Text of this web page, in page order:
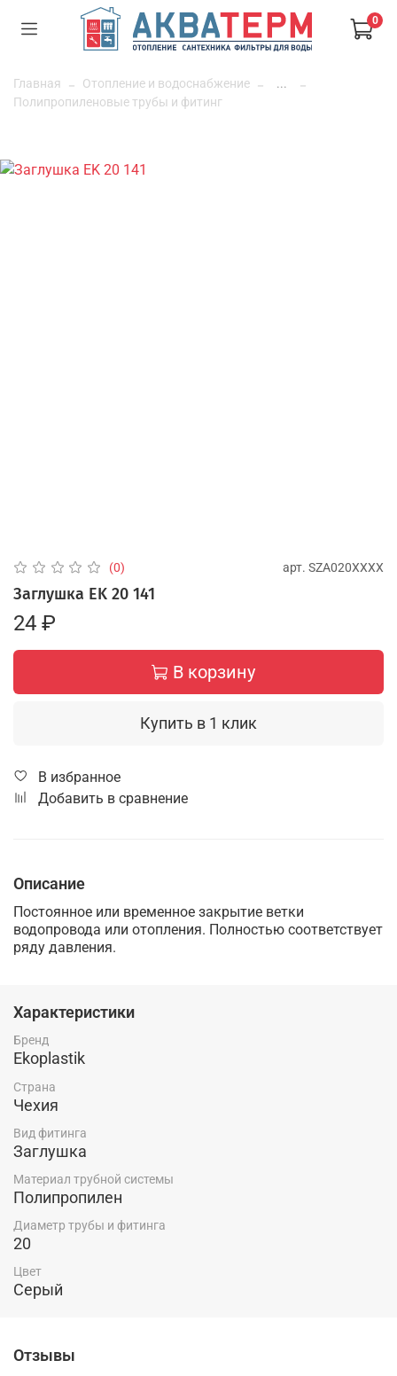
0
Главная Отопление и водоснабжение
...
Полипропиленовые трубы и фитинг
(0) арт. SZA020XXXX
Заглушка EK 20 141
24 ₽
В корзину
Купить в 1 клик
В избранное
Добавить в сравнение
Описание
Постоянное или временное закрытие ветки
водопровода или отопления. Полностью соответствует
ряду давления.
Характеристики
Бренд
Ekoplastik
Страна
Чехия
Вид фитинга
Заглушка
Материал трубной системы
Полипропилен
Диаметр трубы и фитинга
20
Цвет
Серый
Отзывы